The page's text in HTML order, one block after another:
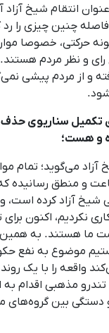
انتقام شیخ آزاد
چنین چیزی را رد
حرکتی، خصوصا
رای و نظر مردم
و از مردم پیشی
تکمیل سناریوی حذف
و هست؛
می‌گوید؛ تمام
و منطق رسانیده
شیخ آزاد کرده است،
نکردیم، اکنون
ما هستند. به ‌همین
موضوع به نفع
واقعه را با یک روند
مذهبی اقدام به
دستگی بین گروه‌های